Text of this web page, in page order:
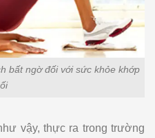
bất ngờ đối với sức khỏe khớp
vậy, thực ra trong trường